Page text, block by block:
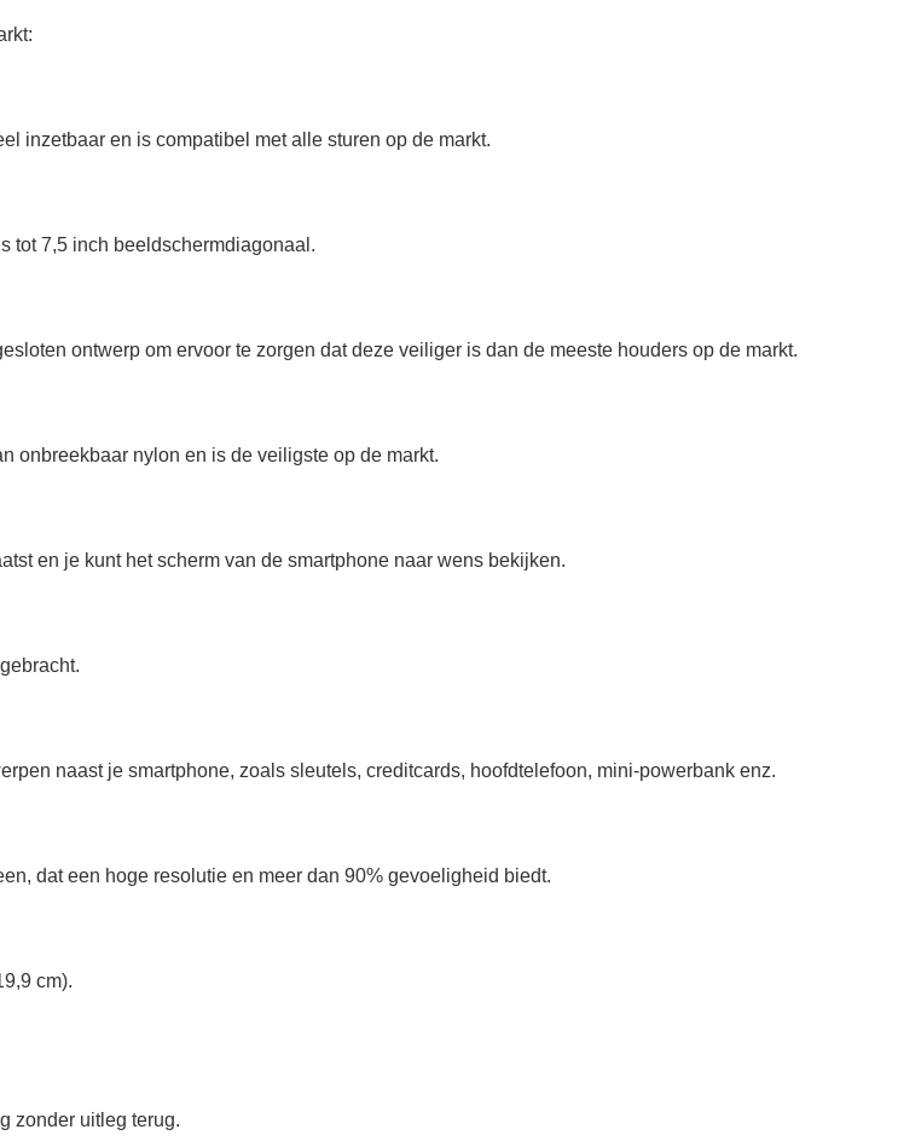
inzetbaar en is compatibel met alle sturen op de markt.
tot 7,5 inch beeldschermdiagonaal.
ontwerp om ervoor te zorgen dat deze veiliger is dan de meeste houders op de markt.
onbreekbaar nylon en is de veiligste op de markt.
en je kunt het scherm van de smartphone naar wens bekijken.
naast je smartphone, zoals sleutels, creditcards, hoofdtelefoon, mini-powerbank enz.
dat een hoge resolutie en meer dan 90% gevoeligheid biedt.
cm).
zonder uitleg terug.